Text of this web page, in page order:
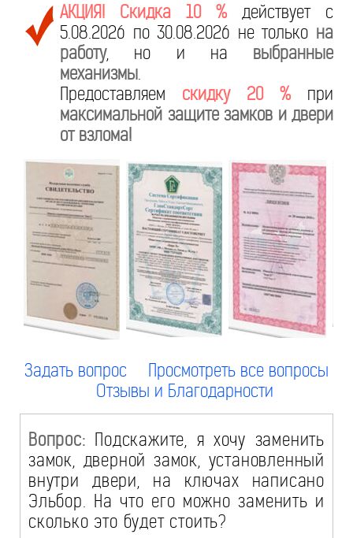
АКЦИЯ! Скидка 10 % действует с
5.08.2026 по 30.08.2026 не только на
работу, но и на выбранные
механизмы.
Предоставляем скидку 20 % при
максимальной защите замков и двери
от взлома!
Задать вопрос
Просмотреть все вопросы
Отзывы и Благодарности
Вопрос: Подскажите, я хочу заменить
замок, дверной замок, установленный
внутри двери, на ключах написано
Эльбор. На что его можно заменить и
сколько это будет стоить?